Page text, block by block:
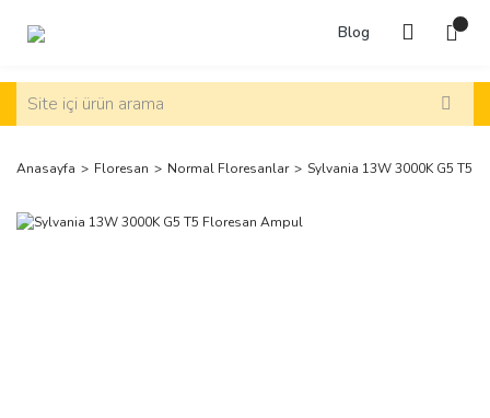
Blog
Anasayfa Floresan Normal Floresanlar Sylvania 13W 3000K G5 T5